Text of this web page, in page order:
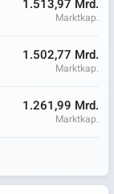
1.513,97 Mrd.
Marktkap.
1.502,77 Mrd.
Marktkap.
1.261,99 Mrd.
Marktkap.